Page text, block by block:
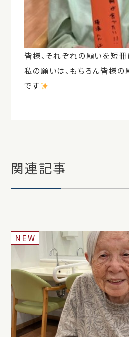
皆様、それぞれの願いを短冊
私の願いは、もちろん皆様
です
関連記事
NEW